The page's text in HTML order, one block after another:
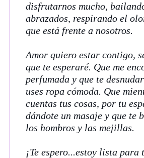
disfrutarnos mucho,
abrazados, respirando el
que está frente a nosotros.
Amor quiero estar contigo,
que te esperaré. Que me
perfumada y que te
uses ropa cómoda. Que
cuentas tus cosas, por tu
dándote un masaje y que te
los hombros y las mejillas.
¡Te espero...estoy lista para